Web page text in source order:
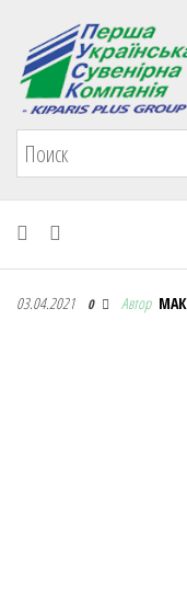
Первая
Первая Украинская
03.04.2021 0 Автор